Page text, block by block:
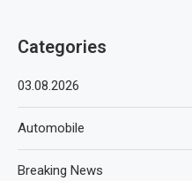
Categories
03.08.2026
Automobile
Breaking News